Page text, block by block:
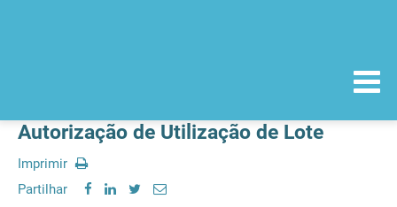
Autorização de Utilização de Lote
Imprimir
Partilhar